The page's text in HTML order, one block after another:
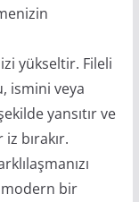
yükseltir. Fileli
ismini veya
yansıtır ve
bırakır.
modern bir